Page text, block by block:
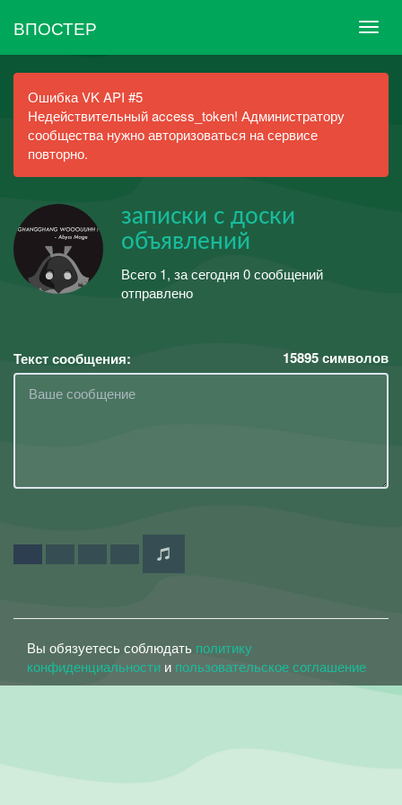
ВПОСТЕР
Ошибка VK API #5
Недействительный access_token! Администратору
сообщества нужно авторизоваться на сервисе
повторно.
записки с доски
объявлений
Всего 1, за сегодня 0 сообщений
отправлено
Текст сообщения: 15895символов
Вы обязуетесь соблюдать политику
конфиденциальности и пользовательское соглашение